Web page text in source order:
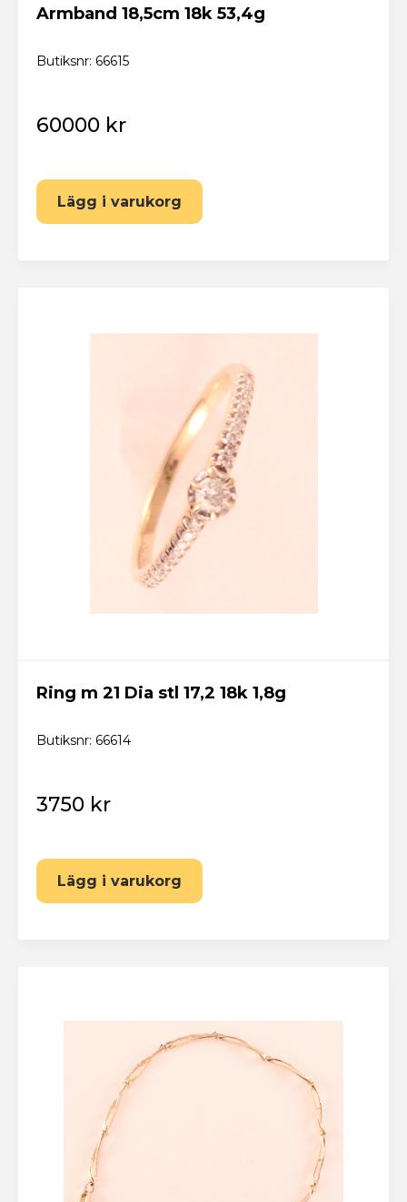
Armband 18,5cm 18k 53,4g
Butiksnr: 66615
60000 kr
Lägg i varukorg
Ring m 21 Dia stl 17,2 18k 1,8g
Butiksnr: 66614
3750 kr
Lägg i varukorg